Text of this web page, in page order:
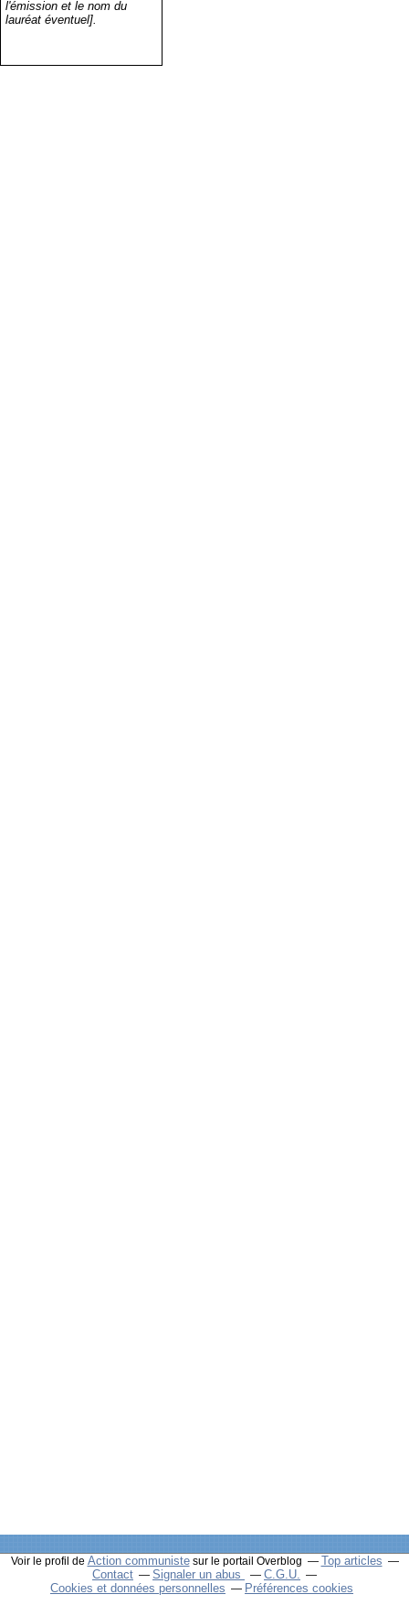
l'émission et le nom du
lauréat éventuel].
Voir le profil de Action communistesur le portail Overblog
Top articles
Contact
Signaler un abus
C.G.U.
Cookies et données personnelles
Préférences cookies